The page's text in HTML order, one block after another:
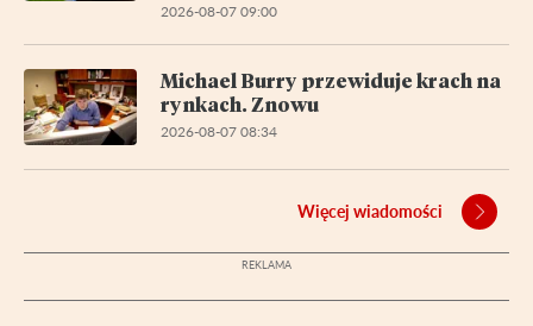
2026-08-07 09:00
Michael Burry przewiduje krach na
rynkach. Znowu
2026-08-07 08:34
Więcej wiadomości